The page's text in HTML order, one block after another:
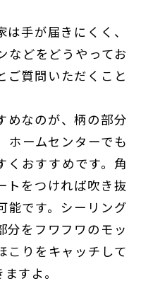
手が届きにくく、
などをどうやってお
ご質問いただくこと
めなのが、柄の部分
ホームセンターでも
くおすすめです。角
トをつければ吹き抜
能です。シーリング
分をフワフワのモッ
こりをキャッチして
すよ。